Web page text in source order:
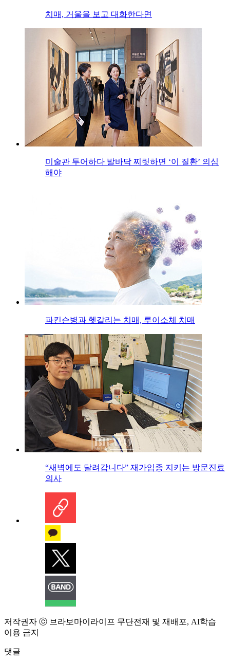
치매, 거울을 보고 대화한다면
미술관 투어하다 발바닥 찌릿하면 ‘이 질환’ 의심
해야
파킨슨병과 헷갈리는 치매, 루이소체 치매
“새벽에도 달려갑니다” 재가임종 지키는 방문진료
의사
저작권자 ⓒ 브라보마이라이프 무단전재 및 재배포, AI학습
이용 금지
댓글